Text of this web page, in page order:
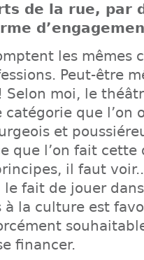
de la rue, par
les mêmes
Peut-être
moi, le
que l’on
et
que l’on fait cette
il faut
fait de jouer
à la culture est
financer.